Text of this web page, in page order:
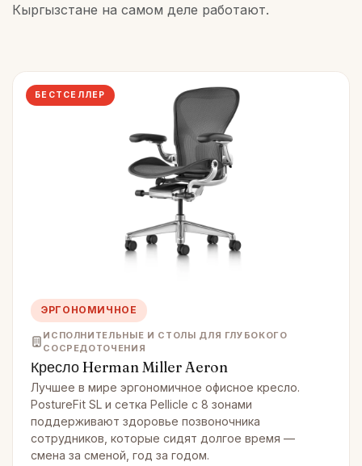
Кыргызстане на самом деле работают.
БЕСТСЕЛЛЕР
ЭРГОНОМИЧНОЕ
ИСПОЛНИТЕЛЬНЫЕ И СТОЛЫ ДЛЯ ГЛУБОКОГО
СОСРЕДОТОЧЕНИЯ
Кресло Herman Miller Aeron
Лучшее в мире эргономичное офисное кресло.
PostureFit SL и сетка Pellicle с 8 зонами
поддерживают здоровье позвоночника
сотрудников, которые сидят долгое время —
смена за сменой, год за годом.